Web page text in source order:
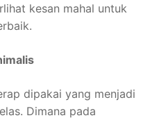
kesan mahal untuk
dipakai yang menjadi
Dimana pada